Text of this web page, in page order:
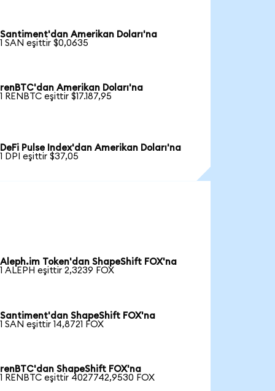
Santiment'dan Amerikan Doları'na
1 SAN eşittir $0,0635
renBTC'dan Amerikan Doları'na
1 RENBTC eşittir $17.187,95
DeFi Pulse Index'dan Amerikan Doları'na
1 DPI eşittir $37,05
Aleph.im Token'dan ShapeShift FOX'na
1 ALEPH eşittir 2,3239 FOX
Santiment'dan ShapeShift FOX'na
1 SAN eşittir 14,8721 FOX
renBTC'dan ShapeShift FOX'na
1 RENBTC eşittir 4027742,9530 FOX